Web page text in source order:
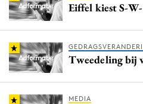
Eiffel kiest S-
Tweedeling bij
MEDIA